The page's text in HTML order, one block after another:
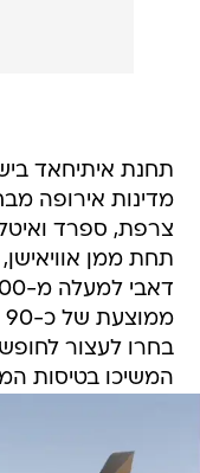
תחנת איתיחאד
מדינות אירופה
צרפת, ספרד
המשיכו בטיסות